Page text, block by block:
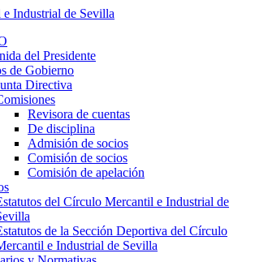
del Presidente
de Gobierno
Directiva
Revisora de cuentas
De disciplina
Admisión de socios
Comisión de socios
Comisión de apelación
del Círculo Mercantil e Industrial de
de la Sección Deportiva del Círculo
e Industrial de Sevilla